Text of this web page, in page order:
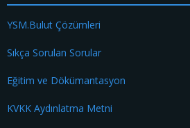
YSM.Bulut Çözümleri
Sıkça Sorulan Sorular
Eğitim ve Dökümantasyon
KVKK Aydınlatma Metni